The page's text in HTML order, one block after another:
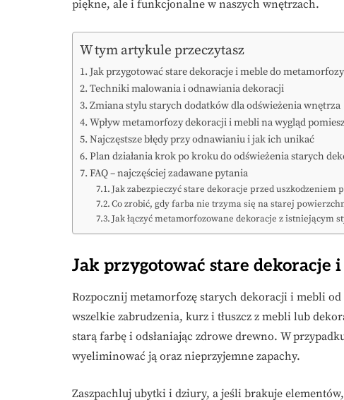
piękne, ale i funkcjonalne w naszych wnętrzach.
W tym artykule przeczytasz
Jak przygotować stare dekoracje i meble do
Techniki malowania i odnawiania dekoracji
Zmiana stylu starych dodatków dla odświeżenia wnętrza
Wpływ metamorfozy dekoracji i mebli na wygląd
Najczęstsze błędy przy odnawianiu i jak ich unikać
Plan działania krok po kroku do odświeżenia starych
FAQ – najczęściej zadawane pytania
Jak zabezpieczyć stare dekoracje przed uszkodzeniem
Co zrobić, gdy farba nie trzyma się na starej
Jak łączyć metamorfozowane dekoracje z istniejącym
Jak przygotować stare dekoracje
Rozpocznij metamorfozę starych dekoracji i mebli od
wszelkie zabrudzenia, kurz i tłuszcz z mebli lub
starą farbę i odsłaniając zdrowe drewno. W
wyeliminować ją oraz nieprzyjemne zapachy.
Zaszpachluj ubytki i dziury, a jeśli brakuje